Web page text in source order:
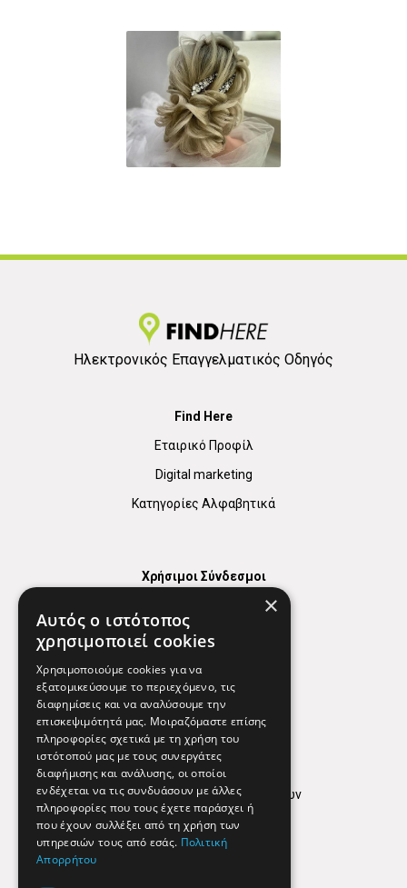
Ηλεκτρονικός Επαγγελματικός Οδηγός
Find Here
Εταιρικό Προφίλ
Digital marketing
Κατηγορίες Αλφαβητικά
Χρήσιμοι Σύνδεσμοι
Χρήσιμα Τηλέφωνα
Εφημερεύοντα Φαρμακεία
Απόρρητο
Όροι Χρήσης
Πολιτική προστασίας δεδομένων
Findhere
×
Αυτός ο ιστότοπος
χρησιμοποιεί cookies
Χρησιμοποιούμε cookies για να
εξατομικεύσουμε το περιεχόμενο, τις
διαφημίσεις και να αναλύσουμε την
επισκεψιμότητά μας. Μοιραζόμαστε επίσης
πληροφορίες σχετικά με τη χρήση του
ιστότοπού μας με τους συνεργάτες
διαφήμισης και ανάλυσης, οι οποίοι
ενδέχεται να τις συνδυάσουν με άλλες
πληροφορίες που τους έχετε παράσχει ή
που έχουν συλλέξει από τη χρήση των
υπηρεσιών τους από εσάς. Πολιτική
Απορρήτου